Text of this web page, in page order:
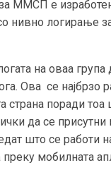
за ММСП е
нивно логирање
на оваа
Ова се најбрзо
страна поради
да се присутни
што се работи
мобилната